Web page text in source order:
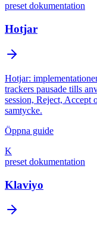
preset dokumentation
Hotjar
Hotjar:
trackers pausade tills
session, Reject, Accept
samtycke.
Öppna guide
K
preset dokumentation
Klaviyo